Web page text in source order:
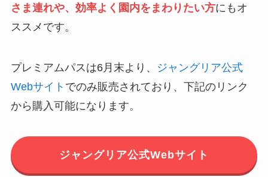
さま連れや、効率よく園内をまわりたい方にもオ
ススメです。
プレミアムパスは6月末より、
ジャングリア公式
Webサイト でのみ販売されており、下記のリンク
から購入可能になります。
ジャングリア公式Webサイト